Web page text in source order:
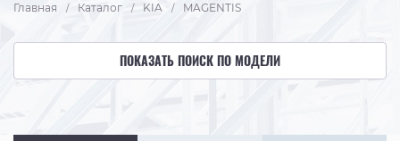
Главная / Каталог / KIA / MAGENTIS
ПОКАЗАТЬ ПОИСК ПО МОДЕЛИ